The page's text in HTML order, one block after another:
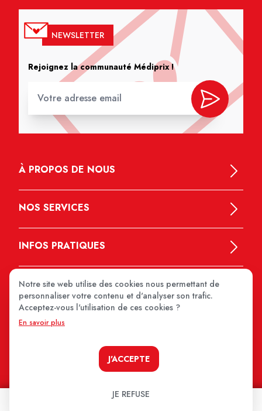
NEWSLETTER
Rejoignez la communauté Médiprix !
À PROPOS DE NOUS
NOS SERVICES
INFOS PRATIQUES
Notre site web utilise des cookies nous permettant de
personnaliser votre contenu et d'analyser son trafic.
Acceptez-vous l'utilisation de ces cookies ?
En savoir plus
J'ACCEPTE
JE REFUSE